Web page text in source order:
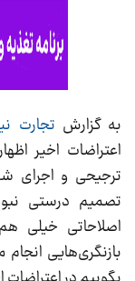
به گزارش تجارت
اعتراضات اخیر
ترجیحی و اجرای
تصمیم درستی
اصلاحاتی خیلی
بازنگری‌هایی